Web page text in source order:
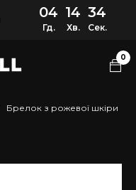
04
Гд.
14
Хв.
34
Сек.
0
Брелок з рожевої шкіри